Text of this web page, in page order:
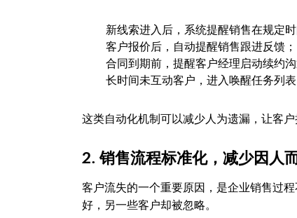
新线索进入后，系统提醒销售在规定时
客户报价后，自动提醒销售跟进反馈；
合同到期前，提醒客户经理启动续约沟
长时间未互动客户，进入唤醒任务列表
这类自动化机制可以减少人为遗漏，让客户
2. 销售流程标准化，减少因人
客户流失的一个重要原因，是企业销售过
好，另一些客户却被忽略。